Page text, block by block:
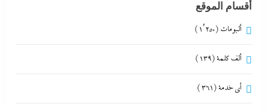
أقسام الموقع
ألبومات (1٬250)
ألف كلمة(139)
أي خدمة(361)